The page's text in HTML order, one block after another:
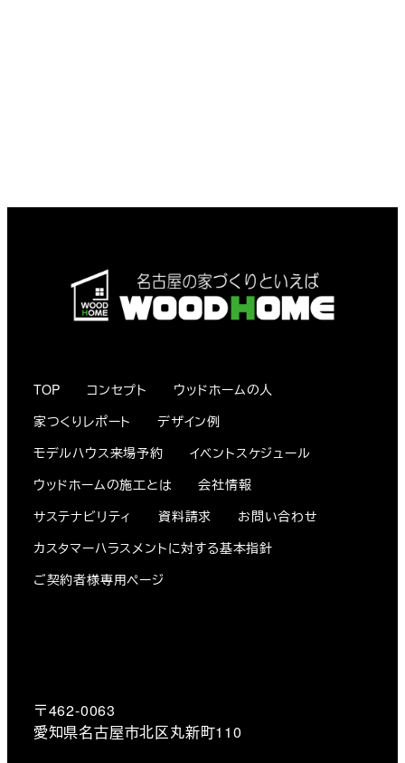
〒462-0063
愛知県名古屋市北区丸新町110
TOP コンセプト
ウッドホームの人
家つくりレポート
デザイン例
モデルハウス来場予約
イベントスケジュール
ウッドホームの施工とは
会社情報
サステナビリティ
資料請求
お問い合わせ
カスタマーハラスメントに対する基本指針
ご契約者様専用ページ